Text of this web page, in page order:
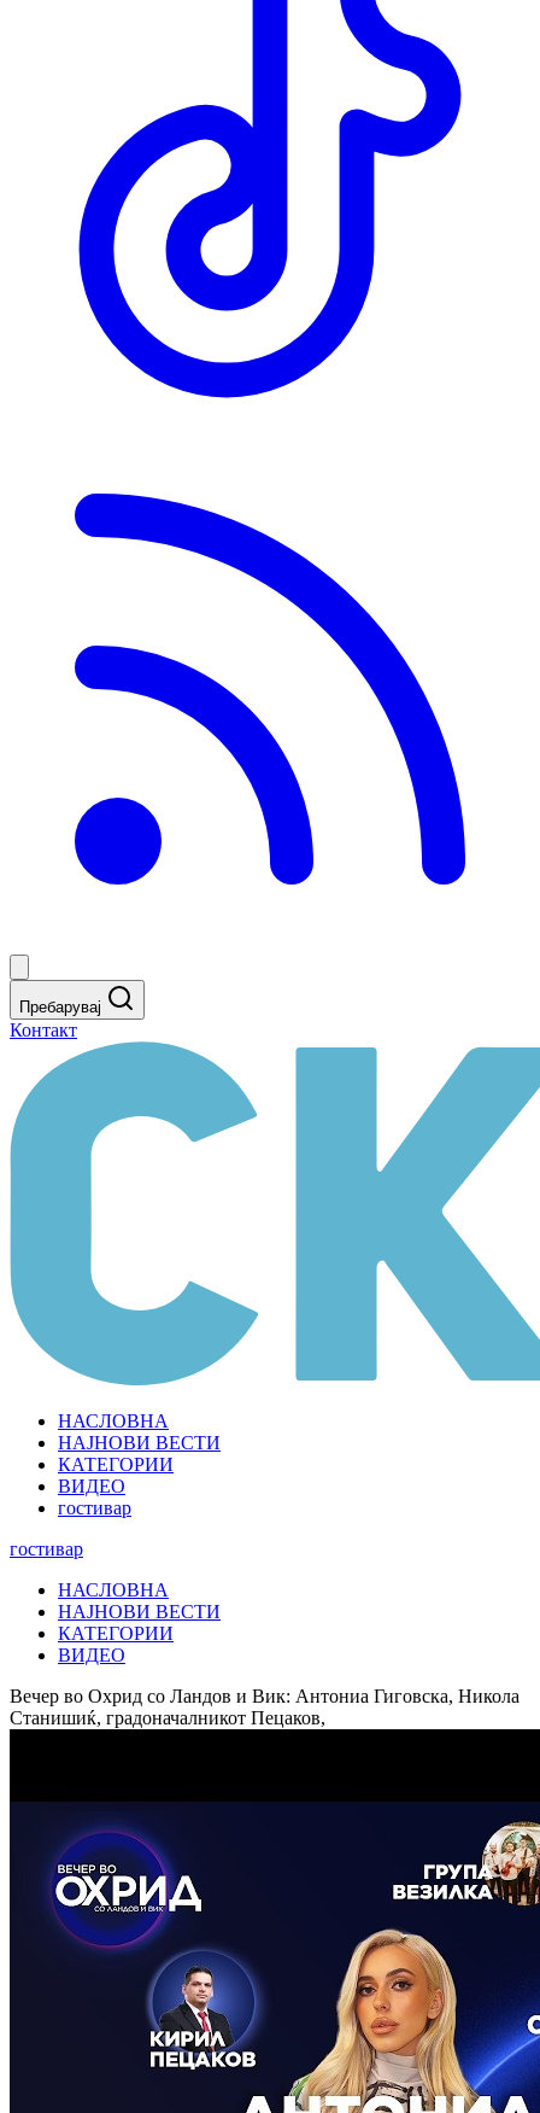
Пребарувај
Контакт
НАСЛОВНА
НАЈНОВИ ВЕСТИ
КАТЕГОРИИ
ВИДЕО
гостивар
гостивар
НАСЛОВНА
НАЈНОВИ ВЕСТИ
КАТЕГОРИИ
ВИДЕО
Вечер во Охрид со Ландов и Вик: Антониа Гиговска, Никола
Станишиќ, градоначалникот Пецаков,